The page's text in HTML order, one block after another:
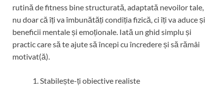
rutină de fitness bine structurată, adaptată nevoilor tale,
nu doar că îți va îmbunătăți condiția fizică, ci îți va aduce și
beneficii mentale și emoționale. Iată un ghid simplu și
practic care să te ajute să începi cu încredere și să rămâi
motivat(ă).
Stabilește-ți obiective realiste